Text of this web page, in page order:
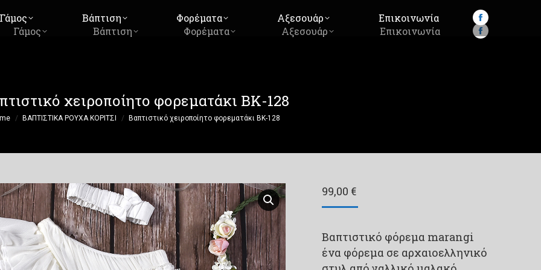
Γάμος Βάπτιση Φορέματα Αξεσουάρ Επικοινωνία
Facebook
χειροποίητο φορεματάκι ΒΚ-128
are here:ΒΑΠΤΙΣΤΙΚΑ ΡΟΥΧΑ ΚΟΡΙΤΣΙ Βαπτιστικό χειροποίητο φορεματάκι ΒΚ-128
99,00 €
Βαπτιστικό φόρεμα marangi
ένα φόρεμα σε αρχαιοελληνικό
Γάμος Βάπτιση Φορέματα Αξεσουάρ Επικοινωνία
Facebook
page